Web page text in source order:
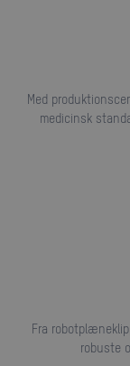
Med produktionscertificeret i overensstemmelse med EN ISO 13485
medicinsk
Fra robotplæneklippere til motorsave til specialværktøj. Vi tilbyder
robuste